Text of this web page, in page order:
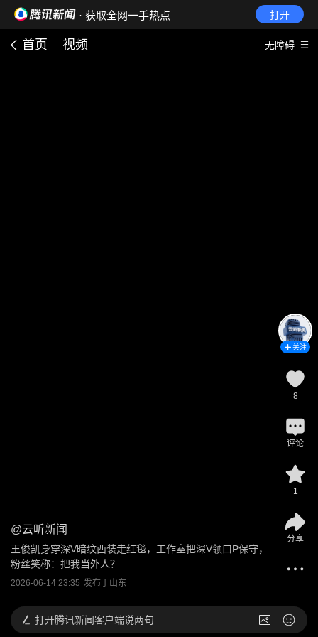
· 获取全网一手热点 打开
首页 视频 无障碍
@云听新闻
王俊凯身穿深V暗纹西装走红毯，工作室把深V领口P保守，
粉丝笑称：把我当外人？
2026-06-14 23:35 发布于山东
关注
8
评论
1
分享
打开腾讯新闻客户端说两句